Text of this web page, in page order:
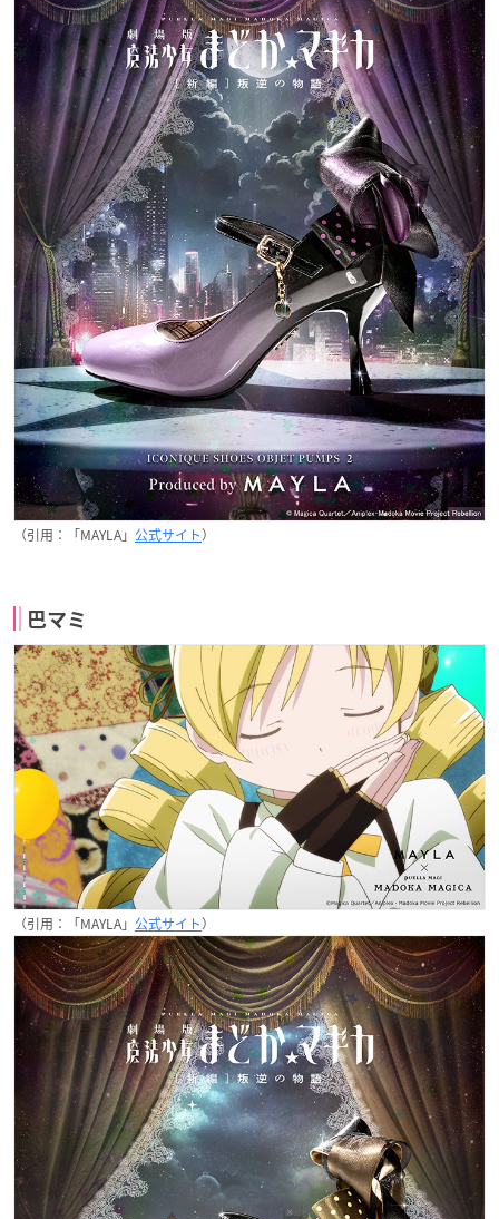
（引用：「MAYLA」 公式サイト）
巴マミ
（引用：「MAYLA」 公式サイト）